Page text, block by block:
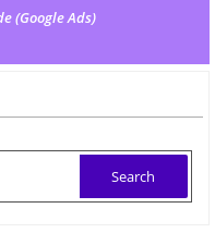
(Google Ads)